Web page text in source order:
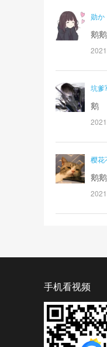
勋か
鹅
坑爹
鹅
樱花
鹅
手机看视频